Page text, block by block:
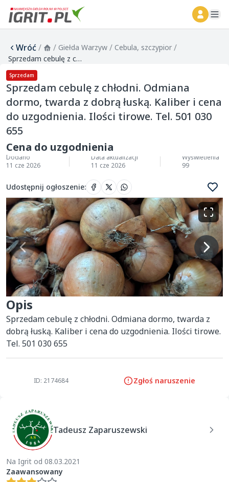
Wróć/ / Giełda Warzyw / Cebula, szczypior /
Sprzedam cebulę z chłodni. Odmiana dormo, twarda z dobrą łuską. Kaliber i cena do uzgodnienia. Ilości tirowe. Tel. 501 030 655
Sprzedam
Sprzedam cebulę z chłodni. Odmiana
dormo, twarda z dobrą łuską. Kaliber i cena
do uzgodnienia. Ilości tirowe. Tel. 501 030
655
Cena do uzgodnienia
Dodano
11 cze 2026
Data aktualizacji
11 cze 2026
Wyświetlenia
99
Udostępnij ogłoszenie:
Opis
Sprzedam cebulę z chłodni. Odmiana dormo, twarda z
dobrą łuską. Kaliber i cena do uzgodnienia. Ilości tirowe.
Tel. 501 030 655
ID: 2174684 Zgłoś naruszenie
Tadeusz Zaparuszewski
Na Igrit od 08.03.2021
Zaawansowany